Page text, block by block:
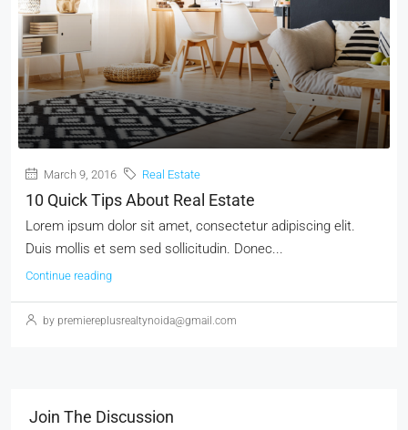
March 9, 2016 Real Estate
10 Quick Tips About Real Estate
Lorem ipsum dolor sit amet, consectetur adipiscing elit.
Duis mollis et sem sed sollicitudin. Donec...
Continue reading
by premiereplusrealtynoida@gmail.com
Join The Discussion